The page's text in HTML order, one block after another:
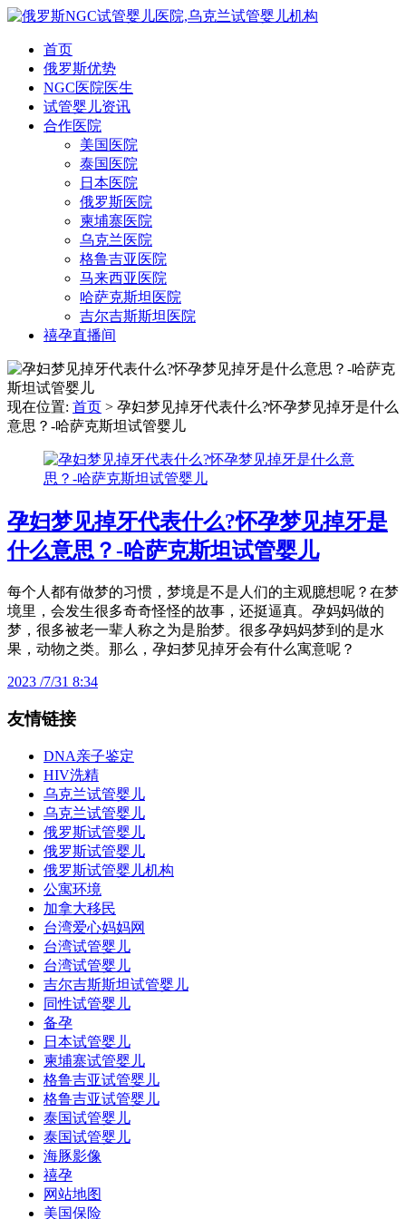
首页
俄罗斯优势
NGC医院医生
试管婴儿资讯
合作医院
美国医院
泰国医院
日本医院
俄罗斯医院
柬埔寨医院
乌克兰医院
格鲁吉亚医院
马来西亚医院
哈萨克斯坦医院
吉尔吉斯斯坦医院
禧孕直播间
现在位置: 首页 > 孕妇梦见掉牙代表什么?怀孕梦见掉牙是什么
意思？-哈萨克斯坦试管婴儿
孕妇梦见掉牙代表什么?怀孕梦见掉牙是
什么意思？-哈萨克斯坦试管婴儿
每个人都有做梦的习惯，梦境是不是人们的主观臆想呢？在梦
境里，会发生很多奇奇怪怪的故事，还挺逼真。孕妈妈做的
梦，很多被老一辈人称之为是胎梦。很多孕妈妈梦到的是水
果，动物之类。那么，孕妇梦见掉牙会有什么寓意呢？
2023 /7/31 8:34
友情链接
DNA亲子鉴定
HIV洗精
乌克兰试管婴儿
乌克兰试管婴儿
俄罗斯试管婴儿
俄罗斯试管婴儿
俄罗斯试管婴儿机构
公寓环境
加拿大移民
台湾爱心妈妈网
台湾试管婴儿
台湾试管婴儿
吉尔吉斯斯坦试管婴儿
同性试管婴儿
备孕
日本试管婴儿
柬埔寨试管婴儿
格鲁吉亚试管婴儿
格鲁吉亚试管婴儿
泰国试管婴儿
泰国试管婴儿
海豚影像
禧孕
网站地图
美国保险